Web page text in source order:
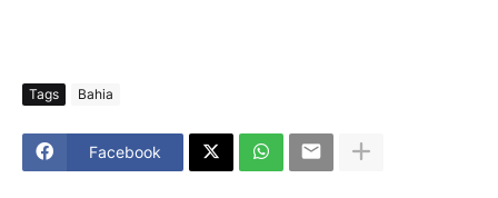
Tags Bahia
Facebook